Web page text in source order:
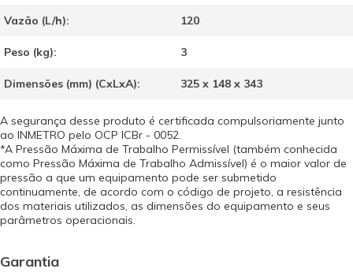
Vazão (L/h): 120
Peso (kg): 3
Dimensões (mm) (CxLxA): 325 x 148 x 343
A segurança desse produto é certificada compulsoriamente junto
ao INMETRO pelo OCP ICBr - 0052.
*A Pressão Máxima de Trabalho Permissível (também conhecida
como Pressão Máxima de Trabalho Admissível) é o maior valor de
pressão a que um equipamento pode ser submetido
continuamente, de acordo com o código de projeto, a resistência
dos materiais utilizados, as dimensões do equipamento e seus
parâmetros operacionais.
Garantia